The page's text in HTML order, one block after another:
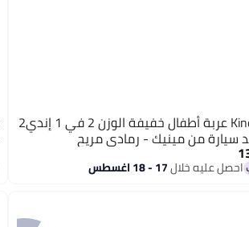
Kinderkraft عربة أطفال خفيفة الوزن 2 في 1 إندي2
سيارة من مينيك - رمادي مريح
احصل عليه خلال17 - 18 اغسطس